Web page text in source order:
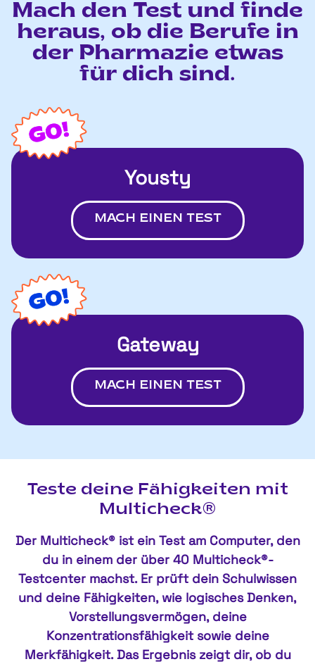
Mach den Test und finde
heraus, ob die Berufe in
der Pharmazie etwas
für dich sind.
Yousty
MACH EINEN TEST
Gateway
MACH EINEN TEST
Teste deine Fähigkeiten mit
Multicheck®
Der Multicheck® ist ein Test am Computer, den
du in einem der über 40 Multicheck®-
Testcenter machst. Er prüft dein Schulwissen
und deine Fähigkeiten, wie logisches Denken,
Vorstellungsvermögen, deine
Konzentrationsfähigkeit sowie deine
Merkfähigkeit. Das Ergebnis zeigt dir, ob du